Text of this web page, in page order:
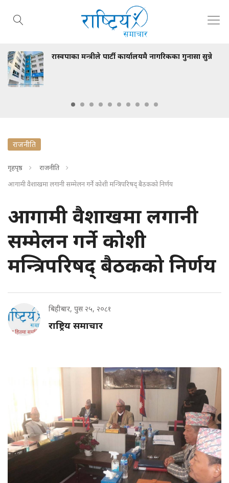
रास्वपाका मन्त्रीले पार्टी कार्यालयमै नागरिकका गुनासा सुन्ने
राजनीति
गृहपृष्ठ
राजनीति
आगामी वैशाखमा लगानी सम्मेलन गर्ने कोशी मन्त्रिपरिषद् बैठकको निर्णय
आगामी वैशाखमा लगानी
सम्मेलन गर्ने कोशी
मन्त्रिपरिषद् बैठकको निर्णय
बिहीबार, पुस २५, २०८१
राष्ट्रिय समाचार